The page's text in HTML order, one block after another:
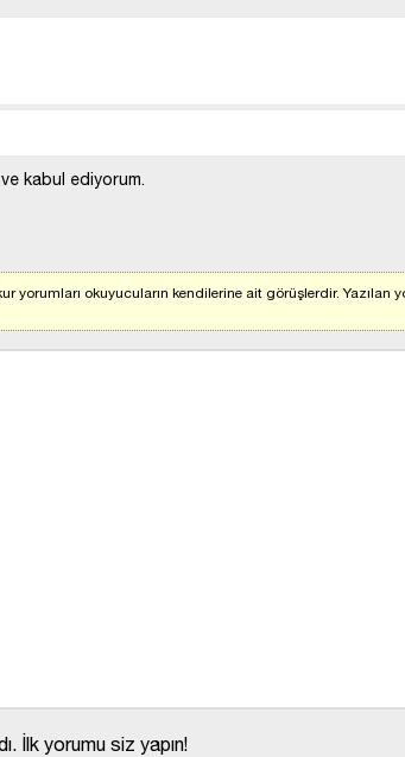
kabul ediyorum.
yorumları okuyucuların kendilerine ait görüşlerdir. Yazılan
İlk yorumu siz yapın!